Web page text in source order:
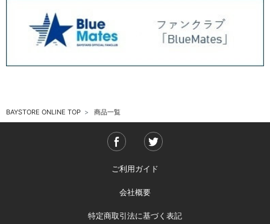
BAYSTORE ONLINE TOP 商品一覧
ご利用ガイド
会社概要
特定商取引法に基づく表記